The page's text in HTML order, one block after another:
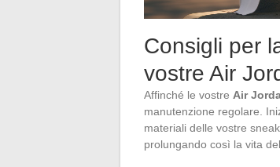
Consigli per
vostre Air
Affinché le vostre Air
manutenzione regolare.
materiali delle vostre
prolungando così la vita